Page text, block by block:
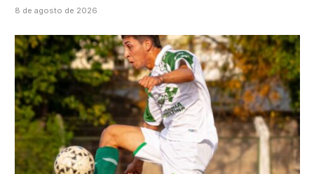
8 de agosto de 2026